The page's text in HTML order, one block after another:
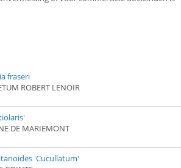
fraseri
ROBERT LENOIR
DE MARIEMONT
'Cucullatum'